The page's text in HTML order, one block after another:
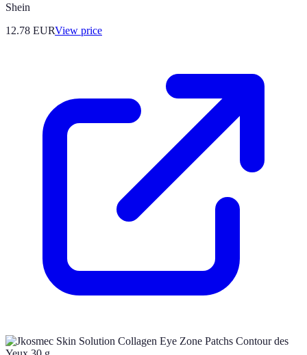
Shein
12.78 EURView price